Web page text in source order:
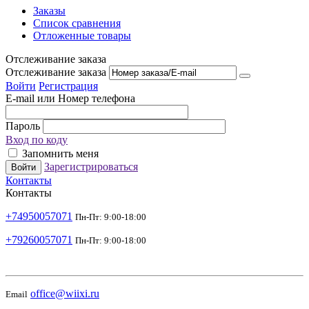
Заказы
Список сравнения
Отложенные товары
Отслеживание заказа
Отслеживание заказа
Войти Регистрация
E-mail или Номер телефона
Пароль
Вход по коду
Запомнить меня
Войти
Зарегистрироваться
Контакты
Контакты
+74950057071 Пн-Пт: 9:00-18:00
+79260057071 Пн-Пт: 9:00-18:00
Email office@wiixi.ru